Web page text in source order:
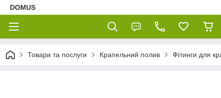
DOMUS
Товари та послуги Крапельний полив Фітинги для